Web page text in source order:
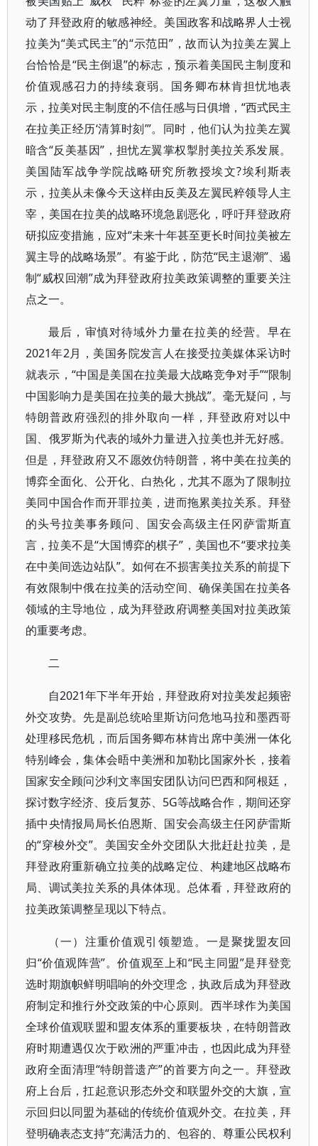
动了拜登政府的敏感神经。美国政客和战略界人士视
拉美为“美式民主”的“示范田”，故而认为拉美左翼上
台恰恰是“民主倒退”的标志，预示着美国民主制度和
价值观感召力的持续衰弱。国务卿布林肯担忧地表
示，拉美对民主制度的不信任感与日俱增，“西式民主
在拉美正经历‘清算时刻’”。同时，他们认为拉美左翼
暗含“反美基因”，担忧左翼掌权掣肘美拉关系发展。
美国陆军战争学院战略研究所教授埃文?埃利斯表
示，拉美从未像今天这样由反美及左翼民粹领导人主
宰，美国在拉美的战略环境急剧恶化，呼吁拜登政府
研拟应变措施，应对“未来十年甚至更长时间拉美被左
翼主导的战略场景”。有鉴于此，防范“民主退潮”、遏
制“威权回潮”成为拜登政府拉美政策调整的重要关注
点之一。
最后，审慎对待域外力量在拉美的经营。早在
2021年2月，美国务院发言人在接受拉美媒体采访时
就表示，“中国是美国在拉美最大战略竞争对手”“限制
中国影响力是美国在拉美的最大挑战”。毫无疑问，与
特朗普政府强烈的排外取向一样，拜登政府对以中
国、俄罗斯为代表的域外力量进入拉美也并无好感。
但是，拜登政府又不愿效仿特朗普，将中美在拉美的
博弈全面化、公开化、白热化，尤其不愿为了限制拉
美同中国合作而开罪拉美，进而拖累美拉关系。拜登
的头号拉美事务顾问、国安会高级主任冈萨雷斯直
言，拉美不是“大国博弈的棋子”，美国也不“要求拉美
在中美间选边站队”。如何在不损害美拉关系的前提下
有效限制中俄在拉美的活动空间、确保美国在拉美各
领域的主导地位，成为拜登政府调整美国对拉美政策
的重要考虑。
二
自2021年下半年开始，拜登政府对拉美发起频密
外交攻势。先是副总统哈里斯访问危地马拉和墨西哥
处理移民危机，而后国务卿布林肯出席中美洲一体化
特别峰会，集体会晤中美洲和加勒比国家外长，接着
国家安全顾问沙利文率国安团队访问巴西和阿根廷，
探讨数字经济、疫后复苏、5G等战略合作，期间还穿
插中央情报局局长伯恩斯、国安会高级主任冈萨雷斯
的“穿梭外交”。美国安全外交团队大批赶赴拉美，是
拜登政府重新确立拉美的战略定位、构建地区战略布
局、调试美拉关系的具体体现。总体看，拜登政府的
拉美政策调整呈现以下特点。
（一）注重价值观引领塑造。一是聚拢盟友回
归“价值观阵营”。价值观至上和“民主同盟”是拜登竞
选时期旗帜鲜明唱响的外交理念，执政后成为拜登政
府制定和推行外交政策的中心原则。西半球作为美国
全球价值观联盟和盟友体系的重要板块，在特朗普政
府时期遭遇仅次于欧洲的严重冲击，也因此成为拜登
政府全面清理“特朗普遗产”的首要方向之一。拜登政
府上台后，扛起意识形态外交和联盟外交的大旗，宣
示回归以同盟为基础的传统价值观外交。在拉美，拜
登明确表态支持“充满活力的、包容的、尊重公民权利